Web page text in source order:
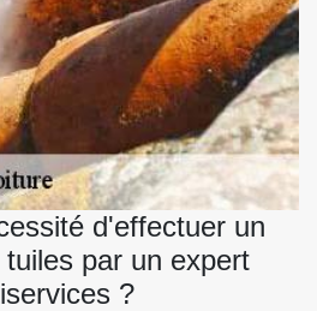
d'effectuer un
par un expert
?